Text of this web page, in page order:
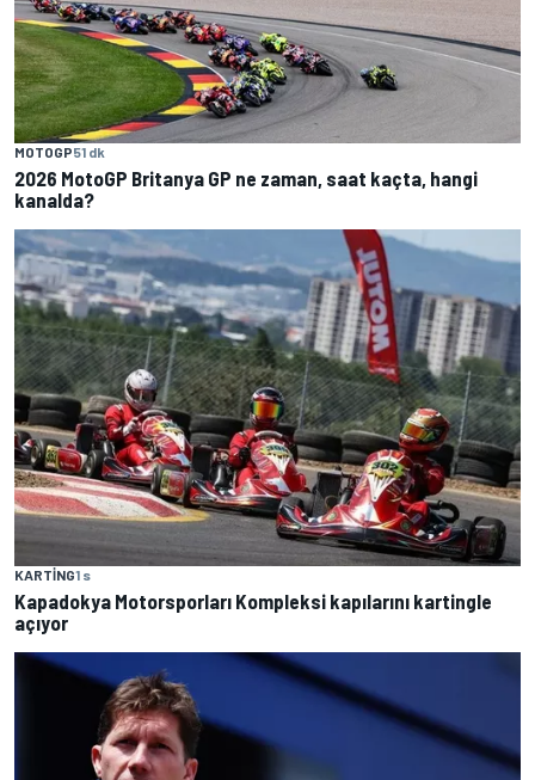
MOTOGP51 dk
2026 MotoGP Britanya GP ne zaman, saat kaçta, hangi
kanalda?
KARTING1 s
Kapadokya Motorsporları Kompleksi kapılarını kartingle
açıyor